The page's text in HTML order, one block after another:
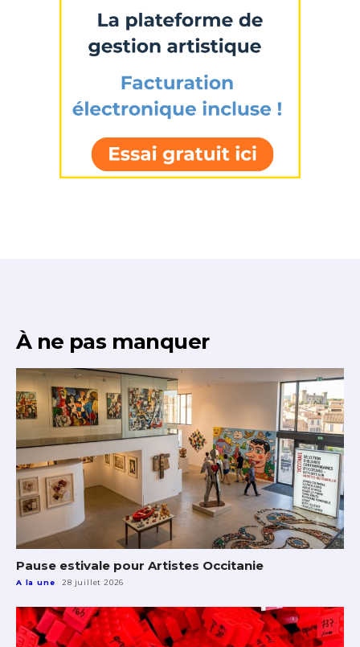
À ne pas manquer
Pause estivale pour Artistes Occitanie
A la une 28 juillet 2026